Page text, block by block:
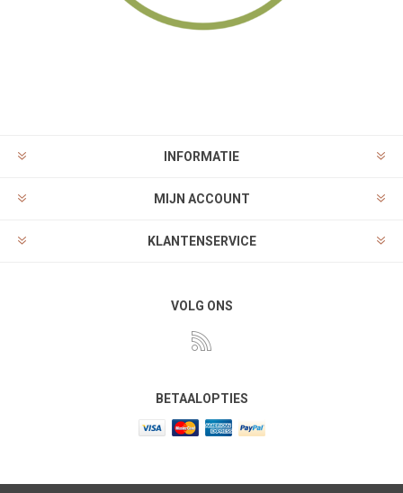
INFORMATIE
MIJN ACCOUNT
KLANTENSERVICE
VOLG ONS
BETAALOPTIES